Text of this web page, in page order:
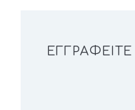
ΕΓΓΡΑΦΕΊΤΕ